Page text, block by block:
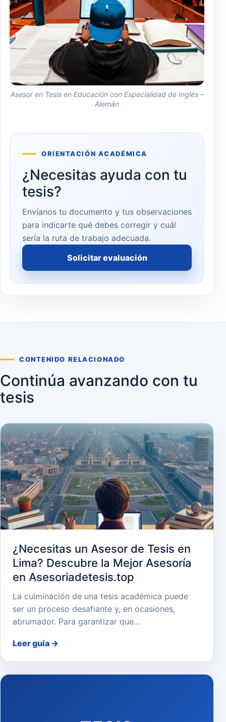
Asesor en Tesis en Educación con Especialidad de Inglés –
Alemán
ORIENTACIÓN ACADÉMICA
¿Necesitas ayuda con tu
tesis?
Envíanos tu documento y tus observaciones
para indicarte qué debes corregir y cuál
sería la ruta de trabajo adecuada.
Solicitar evaluación
CONTENIDO RELACIONADO
Continúa avanzando con tu
tesis
¿Necesitas un Asesor de Tesis en
Lima? Descubre la Mejor Asesoría
en Asesoriadetesis.top
La culminación de una tesis académica puede
ser un proceso desafiante y, en ocasiones,
abrumador. Para garantizar que…
Leer guía →